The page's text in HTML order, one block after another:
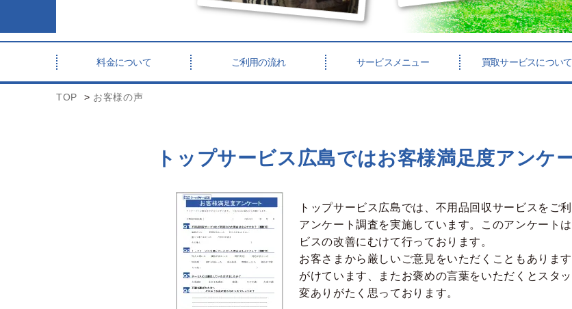
料金について ご利用の流れ サービスメニュー 買取サービスについて
TOP お客様の声
トップサービス広島ではお客様満足度アンケ
トップサービス広島では、不用品回収サービスをご
アンケート調査を実施しています。このアンケート
ビスの改善にむけて行っております。
お客さまから厳しいご意見をいただくこともありま
がけています、またお褒めの言葉をいただくとスタ
変ありがたく思っております。